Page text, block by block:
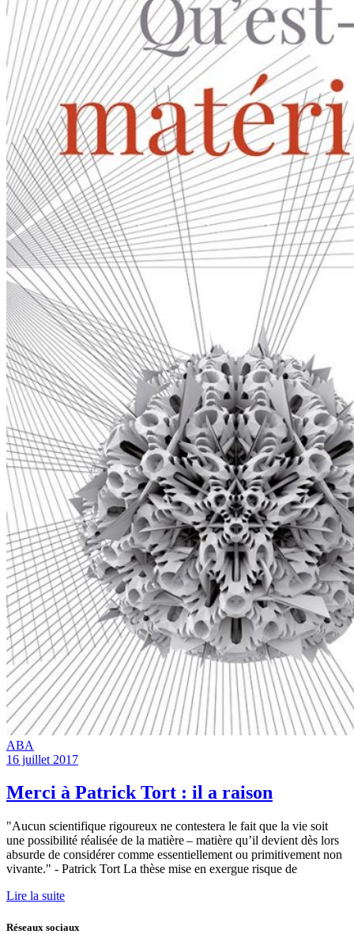
ABA
16 juillet 2017
Merci à Patrick Tort : il a raison
"Aucun scientifique rigoureux ne contestera le fait que la vie soit
une possibilité réalisée de la matière – matière qu’il devient dès lors
absurde de considérer comme essentiellement ou primitivement non
vivante." - Patrick Tort La thèse mise en exergue risque de
Lire la suite
Réseaux sociaux